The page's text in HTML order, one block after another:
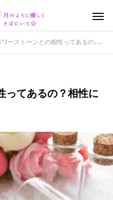
ーストーンとの相性ってあるの？相性にまつわる５つのお話
ってあるの？相性に